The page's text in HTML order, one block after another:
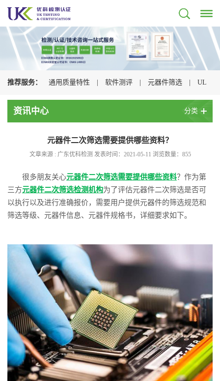
推荐服务： 通用质量特性 | 软件测评 | 元器件筛选 | UL
认证 | CSA认证
资讯中心 分类
元器件二次筛选需要提供哪些资料？
文章来源 : 广东优科检测 发表时间：2021-05-11 浏览数量： 855
很多朋友关心元器件二次筛选需要提供哪些资料？作为第
三方元器件二次筛选检测机构为了评估元器件二次筛选是否可
以执行以及进行准确报价，需要用户提供元器件的筛选规范和
筛选等级、元器件信息、元器件规格书，详细要求如下。